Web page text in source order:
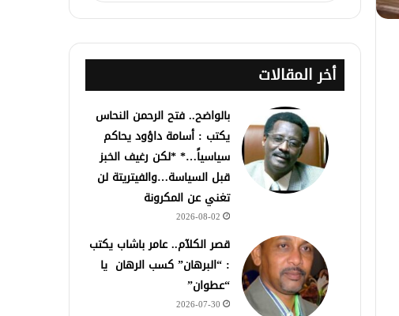
أخر المقالات
بالواضح.. فتح الرحمن النحاس
يكتب : أسامة داؤود يحاكم
سياسياً…* *لكن رغيف الخبز
قبل السياسة…والفيتريتة لن
تغني عن المكرونة
2026-08-02
قصر الكلآم.. عامر باشاب يكتب
: “البرهان” كسب الرهان يا
“عطوان”
2026-07-30